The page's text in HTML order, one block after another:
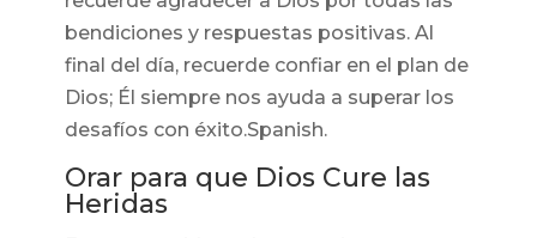
bendiciones y respuestas positivas. Al
final del día, recuerde confiar en el plan de
Dios; Él siempre nos ayuda a superar los
desafíos con éxito.Spanish.
Orar para que Dios Cure las
Heridas